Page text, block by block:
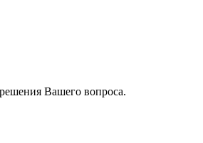
Вашего вопроса.